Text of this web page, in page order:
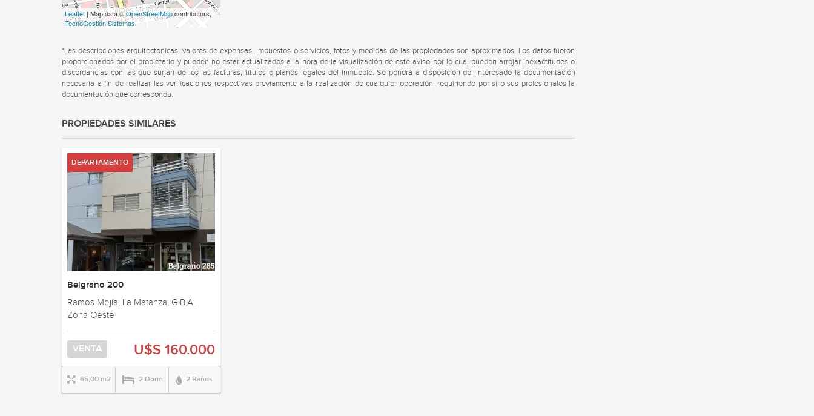
Leaflet | Map data ©OpenStreetMapcontributors,
TecnoGestión Sistemas
*Las descripciones arquitectónicas, valores de expensas, impuestos o servicios, fotos y medidas de las propiedades son aproximados. Los datos fueron
proporcionados por el propietario y pueden no estar actualizados a la hora de la visualización de este aviso por lo cual pueden arrojar inexactitudes o
discordancias con las que surjan de los las facturas, títulos o planos legales del inmueble. Se pondrá a disposición del interesado la documentación
necesaria a fin de realizar las verificaciones respectivas previamente a la realización de cualquier operación, requiriendo por sí o sus profesionales la
documentación que corresponda.
PROPIEDADES SIMILARES
DEPARTAMENTO
Belgrano 200
Ramos Mejía, La Matanza, G.B.A.
Zona Oeste
VENTA U$S 160.000
65,00 m2 2 Dorm 2 Baños